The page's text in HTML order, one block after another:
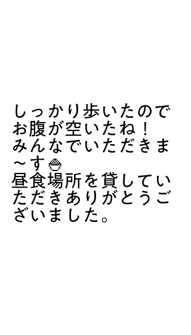
しっかり歩いたので
お腹が空いたね！
みんなでいただきま
～す🍚
昼食場所を貸してい
ただきありがとうご
ざいました。